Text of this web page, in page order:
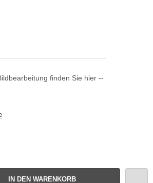
finden Sie hier --
IN DEN WARENKORB